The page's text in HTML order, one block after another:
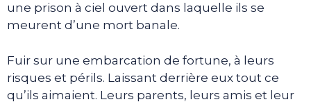
une prison à ciel ouvert dans laquelle ils se
meurent d’une mort banale.
Fuir sur une embarcation de fortune, à leurs
risques et périls. Laissant derrière eux tout ce
qu’ils aimaient. Leurs parents, leurs amis et leur